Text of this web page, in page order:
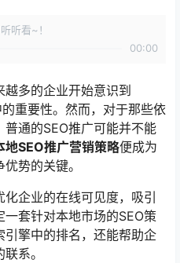
听看~！
00:00
多的企业开始意识到
重要性。然而，对于那些依
通的SEO推广可能并不能
地SEO推广营销策略便成为
势的关键。
企业的在线可见度，吸引
套针对本地市场的SEO策
擎中的排名，还能帮助企
系。